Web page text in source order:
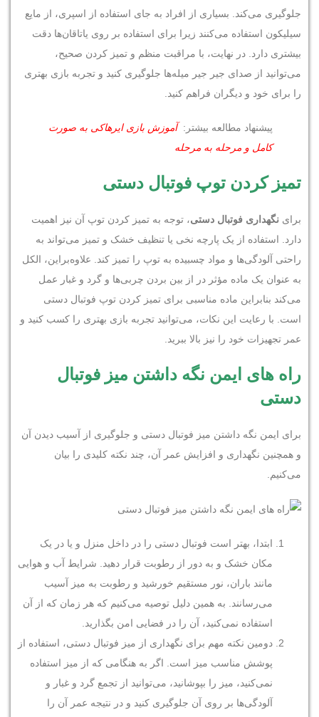
جلوگیری می‌کند. بسیاری از افراد به جای استفاده از اسپری، از مایع
سیلیکون استفاده می‌کنند زیرا برای استفاده بر روی یاتاقان‌ها دقت
بیشتری دارد. در نهایت، با مراقبت منظم و تمیز کردن صحیح،
می‌توانید از صدای جیر جیر میله‌ها جلوگیری کنید و تجربه بازی بهتری
را برای خود و دیگران فراهم کنید.
پیشنهاد مطالعه بیشتر:آموزش بازی ایرهاکی به صورت
کامل و مرحله به مرحله
تمیز کردن توپ فوتبال دستی
برای نگهداری فوتبال دستی، توجه به تمیز کردن توپ آن نیز اهمیت
دارد. استفاده از یک پارچه نخی یا تنظیف خشک و تمیز می‌تواند به
راحتی آلودگی‌ها و مواد چسبیده به توپ را تمیز کند. علاوه‌براین، الکل
به عنوان یک ماده مؤثر در از بین بردن چربی‌ها و گرد و غبار عمل
می‌کند بنابراین ماده مناسبی برای تمیز کردن توپ فوتبال دستی
است. با رعایت این نکات، می‌توانید تجربه بازی بهتری را کسب کنید و
عمر تجهیزات خود را نیز بالا ببرید.
راه های ایمن نگه داشتن میز فوتبال
دستی
برای ایمن نگه داشتن میز فوتبال دستی و جلوگیری از آسیب دیدن آن
و همچنین نگهداری و افزایش عمر آن، چند نکته کلیدی را بیان
می‌کنیم.
ابتدا، بهتر است فوتبال دستی را در داخل منزل و یا در یک
مکان خشک و به دور از رطوبت قرار دهید. شرایط آب و هوایی
مانند باران، نور مستقیم خورشید و رطوبت به میز آسیب
می‌رسانند. به همین دلیل توصیه می‌کنیم که هر زمان که از آن
استفاده نمی‌کنید، آن را در فضایی امن بگذارید.
دومین نکته مهم برای نگهداری از میز فوتبال دستی، استفاده از
پوشش مناسب میز است. اگر به هنگامی که از میز استفاده
نمی‌کنید، میز را بپوشانید، می‌توانید از تجمع گرد و غبار و
آلودگی‌ها بر روی آن جلوگیری کنید و در نتیجه عمر آن را